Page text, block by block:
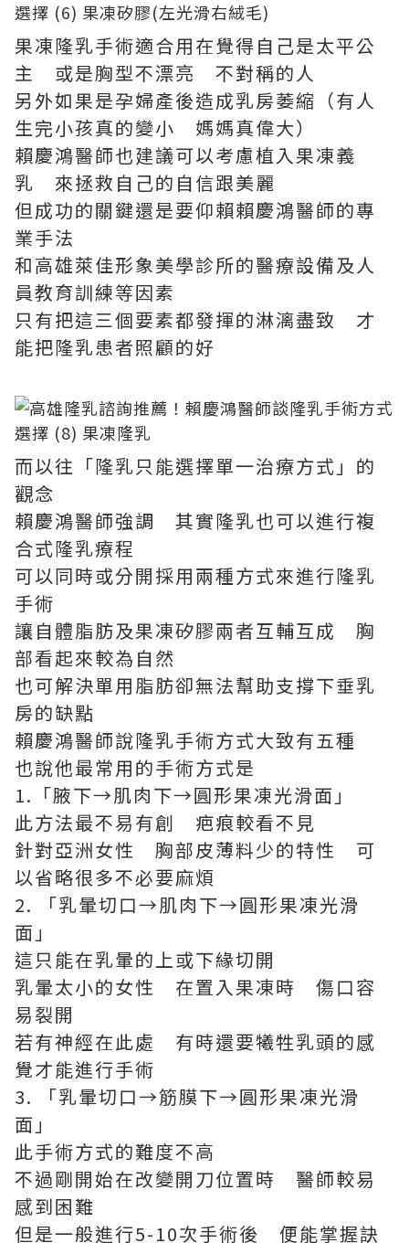
果凍隆乳手術適合用在覺得自己是太平公
主 或是胸型不漂亮 不對稱的人
另外如果是孕婦產後造成乳房萎縮（有人
生完小孩真的變小 媽媽真偉大）
賴慶鴻醫師也建議可以考慮植入果凍義
乳 來拯救自己的自信跟美麗
但成功的關鍵還是要仰賴賴慶鴻醫師的專
業手法
和高雄萊佳形象美學診所的醫療設備及人
員教育訓練等因素
只有把這三個要素都發揮的淋漓盡致 才
能把隆乳患者照顧的好
而以往「隆乳只能選擇單一治療方式」的
觀念
賴慶鴻醫師強調 其實隆乳也可以進行複
合式隆乳療程
可以同時或分開採用兩種方式來進行隆乳
手術
讓自體脂肪及果凍矽膠兩者互輔互成 胸
部看起來較為自然
也可解決單用脂肪卻無法幫助支撐下垂乳
房的缺點
賴慶鴻醫師說隆乳手術方式大致有五種
也說他最常用的手術方式是
1.「腋下→肌肉下→圓形果凍光滑面」
此方法最不易有創 疤痕較看不見
針對亞洲女性 胸部皮薄料少的特性 可
以省略很多不必要麻煩
2. 「乳暈切口→肌肉下→圓形果凍光滑
面」
這只能在乳暈的上或下緣切開
乳暈太小的女性 在置入果凍時 傷口容
易裂開
若有神經在此處 有時還要犧牲乳頭的感
覺才能進行手術
3. 「乳暈切口→筋膜下→圓形果凍光滑
面」
此手術方式的難度不高
不過剛開始在改變開刀位置時 醫師較易
感到困難
但是一般進行5-10次手術後 便能掌握訣